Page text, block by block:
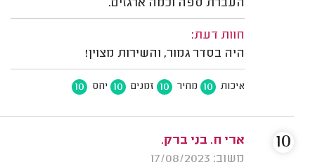
העברת ספה וכמה ארגזים.
חוות דעת:
היה בסדר גמור, והשירות מצוין!
איכות 10 מחיר 10 זמנים 10 יחס 10
ארי ח. בני ברק.
10